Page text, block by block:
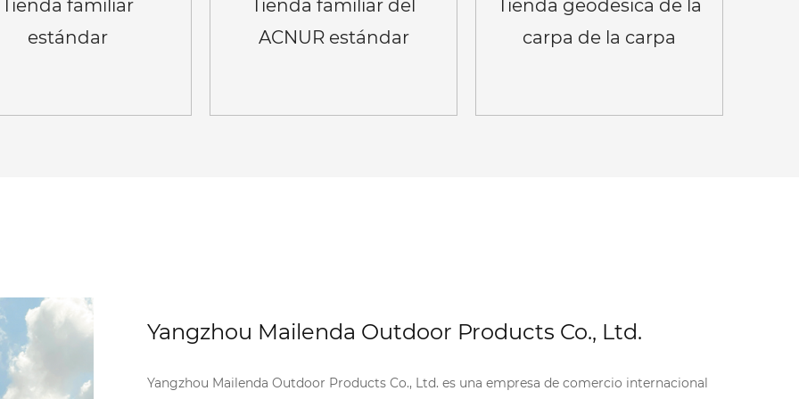
Tienda familiar
estándar
Tienda familiar del
ACNUR estándar
Tienda geodésica de la
carpa de la carpa
Yangzhou Mailenda Outdoor Products Co., Ltd.
Yangzhou Mailenda Outdoor Products Co., Ltd. es una empresa de comercio internacional